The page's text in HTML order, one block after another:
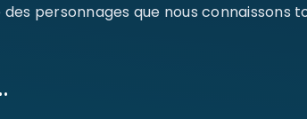
personnages que nous